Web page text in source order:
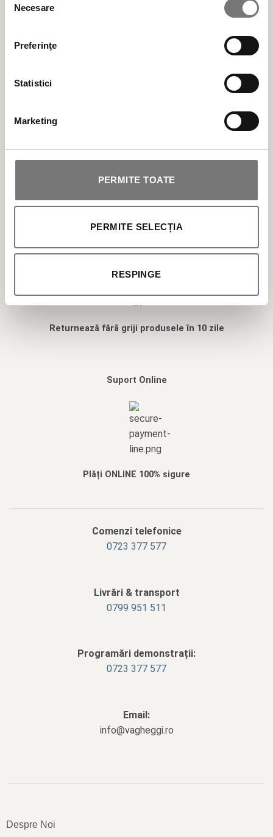
consimțământului
Necesare
Preferinţe
Statistici
Marketing
PERMITE TOATE
PERMITE SELECȚIA
RESPINGE
Returnează fără griji produsele în 10 zile
Suport Online
Plăți ONLINE 100% sigure
Comenzi telefonice
0723 377 577
Livrări & transport
‭0799 951 511‬
Programări demonstrații:
0723 377 577
Email:
info@vagheggi.ro
Despre Noi